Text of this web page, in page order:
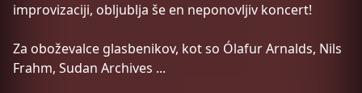
improvizaciji, obljublja še en neponovljiv koncert!
Za oboževalce glasbenikov, kot so Ólafur Arnalds, Nils
Frahm, Sudan Archives ...